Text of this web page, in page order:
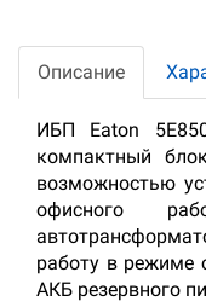
Описание
ИБП Eaton
компактный
возможностью
офисного
работу в режиме
АКБ резервного